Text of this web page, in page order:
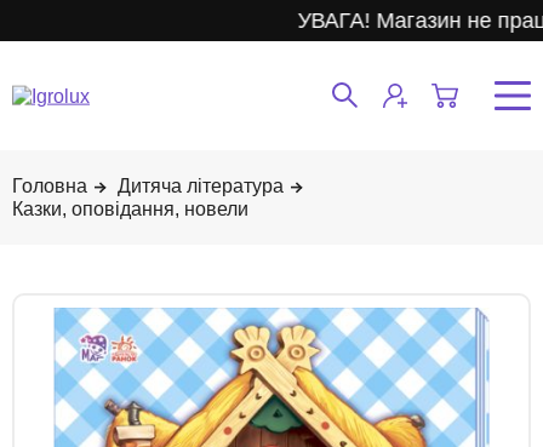
УВАГА! Магазин не
Дитяча література
Казки, оповідання, новели